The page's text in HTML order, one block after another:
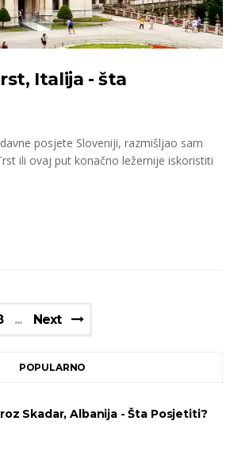
Italija - šta
posjete Sloveniji, razmišljao sam
ili ovaj put konačno ležernije iskoristiti
Next
POPULARNO
Skadar, Albanija - Šta Posjetiti?